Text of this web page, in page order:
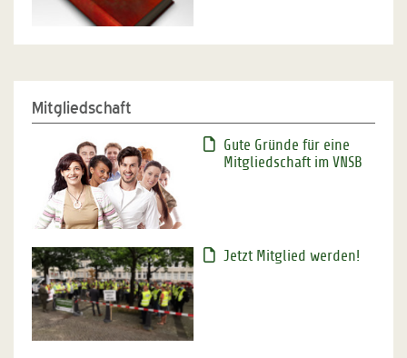
Mitgliedschaft
Gute Gründe für eine
Mitgliedschaft im VNSB
Jetzt Mitglied werden!